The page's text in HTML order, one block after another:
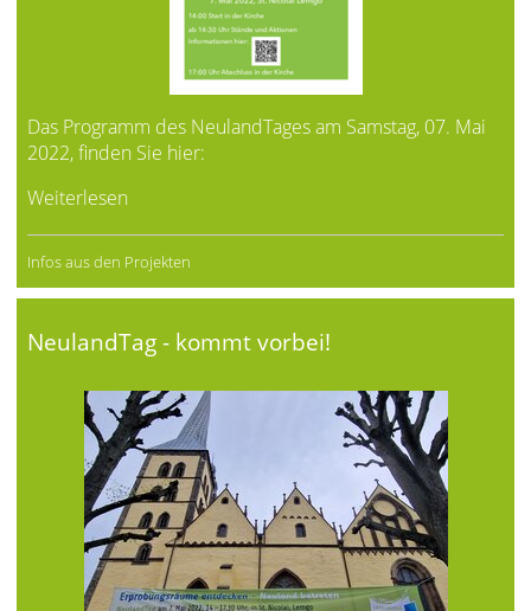
Das Programm des NeulandTages am Samstag, 07. Mai
2022, finden Sie hier:
Weiterlesen
Infos aus den Projekten
NeulandTag - kommt vorbei!